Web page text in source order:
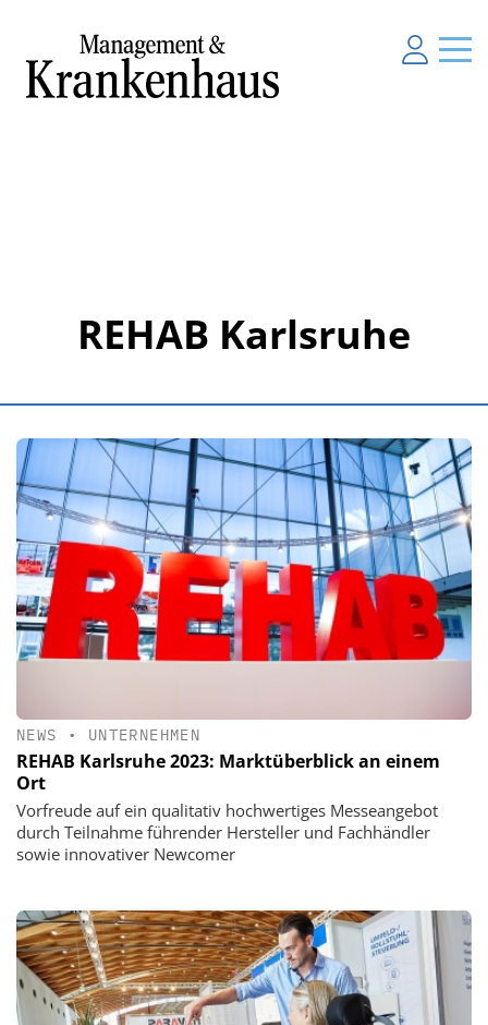
REHAB Karlsruhe
NEWS • UNTERNEHMEN
REHAB Karlsruhe 2023: Marktüberblick an einem
Ort
Vorfreude auf ein qualitativ hochwertiges Messeangebot
durch Teilnahme führender Hersteller und Fachhändler
sowie innovativer Newcomer